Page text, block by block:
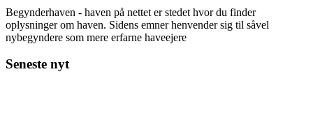
Begynderhaven - haven på nettet er stedet hvor du finder
oplysninger om haven. Sidens emner henvender sig til såvel
nybegyndere som mere erfarne haveejere
Seneste nyt